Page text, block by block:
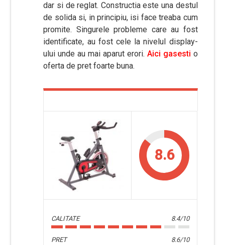
dar si de reglat. Constructia este una destul
de solida si, in principiu, isi face treaba cum
promite. Singurele probleme care au fost
identificate, au fost cele la nivelul display-
ului unde au mai aparut erori. Aici gasesti o
oferta de pret foarte buna.
8.6
CALITATE 8.4/10
PRET 8.6/10